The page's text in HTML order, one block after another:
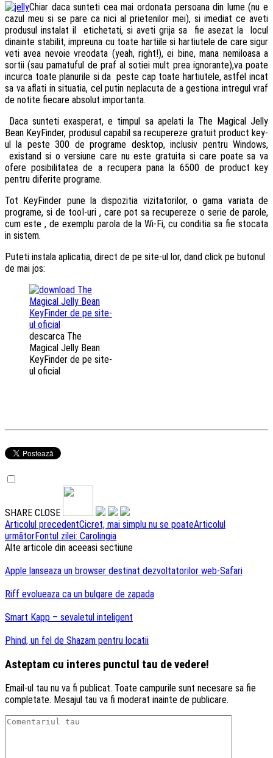
Chiar daca sunteti cea mai ordonata persoana din lume (nu e
cazul meu si se pare ca nici al prietenilor mei), si imediat ce aveti
produsul instalat il etichetati, si aveti grija sa fie asezat la locul
dinainte stabilit, impreuna cu toate hartiile si hartiutele de care sigur
veti avea nevoie vreodata (yeah, right!), ei bine, mana nemiloasa a
sortii (sau pamatuful de praf al sotiei mult prea ignorante),va poate
incurca toate planurile si da peste cap toate hartiutele, astfel incat
sa va aflati in situatia, cel putin neplacuta de a gestiona intregul vraf
de notite fiecare absolut importanta.
Daca sunteti exasperat, e timpul sa apelati la The Magical Jelly
Bean KeyFinder, produsul capabil sa recupereze gratuit product key-
ul la peste 300 de programe desktop, inclusiv pentru Windows,
existand si o versiune care nu este gratuita si care poate sa va
ofere posibilitatea de a recupera pana la 6500 de product key
pentru diferite programe.
Tot KeyFinder pune la dispozitia vizitatorilor, o gama variata de
programe, si de tool-uri , care pot sa recupereze o serie de parole,
cum este , de exemplu parola de la Wi-Fi, cu conditia sa fie stocata
in sistem.
Puteti instala aplicatia, direct de pe site-ul lor, dand click pe butonul
de mai jos:
descarca The
Magical Jelly Bean
KeyFinder de pe site-
ul oficial
SHARE CLOSE
Navigare
articole
Articolul precedentCicret, mai simplu nu se poateArticolul
următorFontul zilei: Carolingia
Alte articole din aceeasi sectiune
Apple lanseaza un browser destinat dezvoltatorilor web-Safari
Riff evolueaza ca un bulgare de zapada
Smart Kapp – sevaletul inteligent
Phind, un fel de Shazam pentru locatii
Asteptam cu interes punctul tau de vedere!
Email-ul tau nu va fi publicat. Toate campurile sunt necesare sa fie
completate. Mesajul tau va fi moderat inainte de publicare.